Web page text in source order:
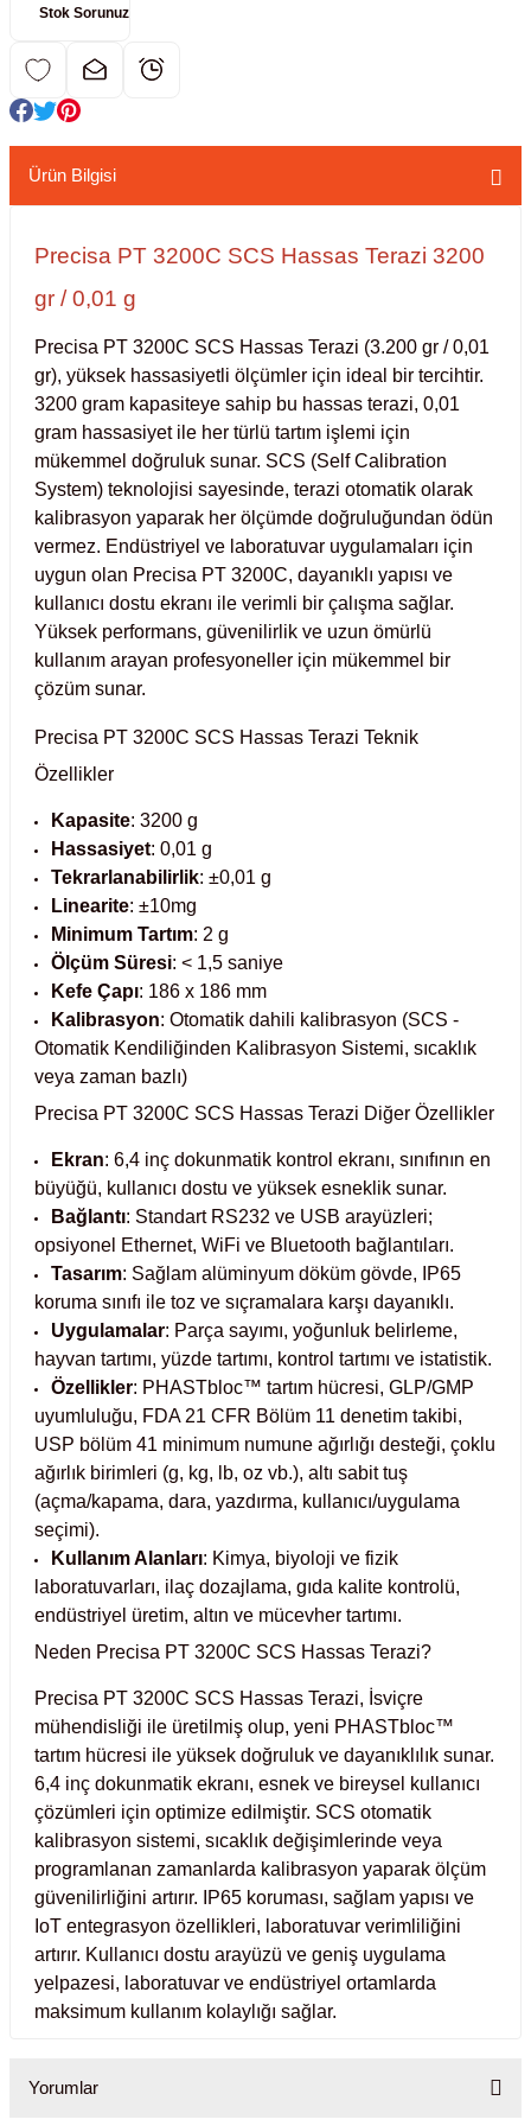
(Orbital Shaker)
(Lineer Shaker)
Kabinleri
Kapları
Buz Yapma Makineleri
Bulaşık Yıkama Makineleri
Öğütücü ve Mikserler
Hunileri
Krozeler
Küvetleri
Stok Sorunuz
Ürün Bilgisi
Precisa PT 3200C SCS Hassas Terazi 3200
gr / 0,01 g
Precisa PT 3200C SCS Hassas Terazi (3.200 gr / 0,01
gr), yüksek hassasiyetli ölçümler için ideal bir tercihtir.
3200 gram kapasiteye sahip bu hassas terazi, 0,01
gram hassasiyet ile her türlü tartım işlemi için
mükemmel doğruluk sunar. SCS (Self Calibration
System) teknolojisi sayesinde, terazi otomatik olarak
kalibrasyon yaparak her ölçümde doğruluğundan ödün
vermez. Endüstriyel ve laboratuvar uygulamaları için
uygun olan Precisa PT 3200C, dayanıklı yapısı ve
kullanıcı dostu ekranı ile verimli bir çalışma sağlar.
Yüksek performans, güvenilirlik ve uzun ömürlü
kullanım arayan profesyoneller için mükemmel bir
çözüm sunar.
Precisa PT 3200C SCS Hassas Terazi Teknik
Özellikler
Kapasite: 3200 g
Hassasiyet: 0,01 g
Tekrarlanabilirlik: ±0,01 g
Linearite: ±10mg
Minimum Tartım: 2 g
Ölçüm Süresi: < 1,5 saniye
Kefe Çapı: 186 x 186 mm
Kalibrasyon: Otomatik dahili kalibrasyon (SCS -
Otomatik Kendiliğinden Kalibrasyon Sistemi, sıcaklık
veya zaman bazlı)
Precisa PT 3200C SCS Hassas Terazi Diğer Özellikler
Ekran: 6,4 inç dokunmatik kontrol ekranı, sınıfının en
büyüğü, kullanıcı dostu ve yüksek esneklik sunar.
Bağlantı: Standart RS232 ve USB arayüzleri;
opsiyonel Ethernet, WiFi ve Bluetooth bağlantıları.
Tasarım: Sağlam alüminyum döküm gövde, IP65
koruma sınıfı ile toz ve sıçramalara karşı dayanıklı.
Uygulamalar: Parça sayımı, yoğunluk belirleme,
hayvan tartımı, yüzde tartımı, kontrol tartımı ve istatistik.
Özellikler: PHASTbloc™ tartım hücresi, GLP/GMP
uyumluluğu, FDA 21 CFR Bölüm 11 denetim takibi,
USP bölüm 41 minimum numune ağırlığı desteği, çoklu
ağırlık birimleri (g, kg, lb, oz vb.), altı sabit tuş
(açma/kapama, dara, yazdırma, kullanıcı/uygulama
seçimi).
Kullanım Alanları: Kimya, biyoloji ve fizik
laboratuvarları, ilaç dozajlama, gıda kalite kontrolü,
endüstriyel üretim, altın ve mücevher tartımı.
Neden Precisa PT 3200C SCS Hassas Terazi?
Precisa PT 3200C SCS Hassas Terazi, İsviçre
mühendisliği ile üretilmiş olup, yeni PHASTbloc™
tartım hücresi ile yüksek doğruluk ve dayanıklılık sunar.
6,4 inç dokunmatik ekranı, esnek ve bireysel kullanıcı
çözümleri için optimize edilmiştir. SCS otomatik
kalibrasyon sistemi, sıcaklık değişimlerinde veya
programlanan zamanlarda kalibrasyon yaparak ölçüm
güvenilirliğini artırır. IP65 koruması, sağlam yapısı ve
IoT entegrasyon özellikleri, laboratuvar verimliliğini
artırır. Kullanıcı dostu arayüzü ve geniş uygulama
yelpazesi, laboratuvar ve endüstriyel ortamlarda
maksimum kullanım kolaylığı sağlar.
Yorumlar